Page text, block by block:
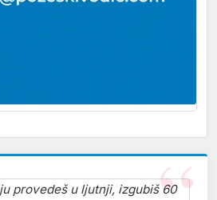
provedeš u ljutnji, izgubiš 60